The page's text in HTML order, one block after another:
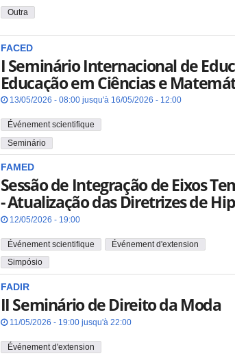
Outra
FACED
I Seminário Internacional de
Educação em Ciências e
13/05/2026 - 08:00 jusqu'à 16/05/2026 - 12:00
Événement scientifique
Seminário
FAMED
Sessão de Integração de Eixos
- Atualização das Diretrizes de
12/05/2026 - 19:00
Événement scientifique
Événement d'extension
Simpósio
FADIR
II Seminário de Direito da Moda
11/05/2026 - 19:00 jusqu'à 22:00
Événement d'extension